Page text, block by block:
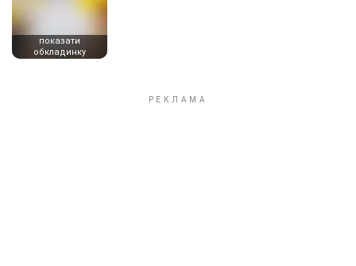
показати
обкладинку